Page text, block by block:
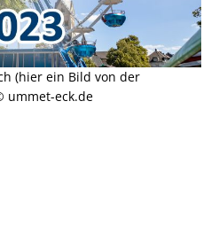
(hier ein Bild von der
ummet-eck.de